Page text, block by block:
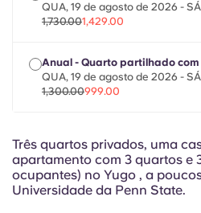
QUA, 19 de agosto de 2026 -
1,730.001,429.00
Anual - Quarto partilhado
QUA, 19 de agosto de 2026 -
1,300.00999.00
Três quartos privados, uma
apartamento com 3 quartos e
ocupantes) no Yugo , a
Universidade da Penn State.